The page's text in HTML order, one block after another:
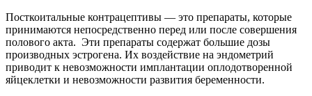
Посткоитальные контрацептивы — это препараты, которые
принимаются непосредственно перед или после совершения
полового акта. Эти препараты содержат большие дозы
производных эстрогена. Их воздействие на эндометрий
приводит к невозможности имплантации оплодотворенной
яйцеклетки и невозможности развития беременности.